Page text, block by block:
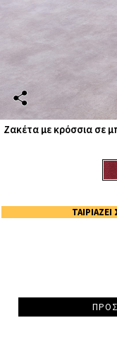
Ζακέτα με κρόσσια σε
ΤΑΙΡΙΑΖΕΙ